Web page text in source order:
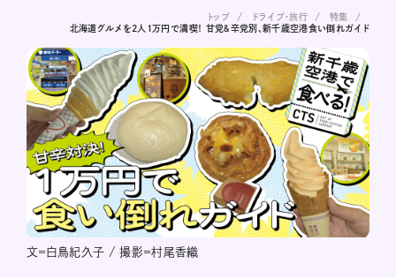
トップ ドライブ･旅行
特集
北海道グルメを2人1万円で満喫！ 甘党＆辛党別、新千歳空港食い倒れガイド
文＝白鳥紀久子 / 撮影＝村尾香織